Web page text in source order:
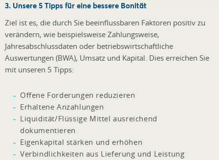
3. Unsere 5 Tipps für eine bessere Bonität
Ziel ist es, die durch Sie beeinflussbaren Faktoren positiv zu
verändern, wie beispielsweise Zahlungsweise,
Jahresabschlussdaten oder betriebswirtschaftliche
Auswertungen (BWA), Umsatz und Kapital. Dies erreichen Sie
mit unseren 5 Tipps:
Offene Forderungen reduzieren
Erhaltene Anzahlungen
Liquidität/Flüssige Mittel ausreichend
dokumentieren
Eigenkapital stärken und erhöhen
Verbindlichkeiten aus Lieferung und Leistung